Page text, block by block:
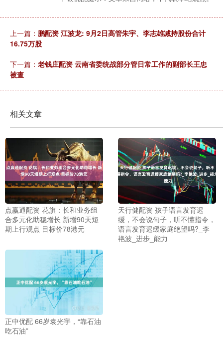
上一篇： 鹏配资 江波龙: 9月2日高管朱宇、李志雄减持股份合计
16.75万股
下一篇： 老钱庄配资 云南省委统战部分管日常工作的副部长王忠
被查
相关文章
点赢通配资 花旗：长和业务组
合多元化助稳增长 新增90天短
期上行观点 目标价78港元
天行健配资 孩子语言发育迟
缓，不会说句子，听不懂指令，
语言发育迟缓家庭绝望吗?_李
艳波_进步_能力
正中优配 66岁袁光宇，“靠石油
吃石油”